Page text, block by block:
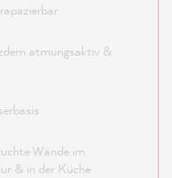
atmungsaktiv &
Wände im
& in der Küche